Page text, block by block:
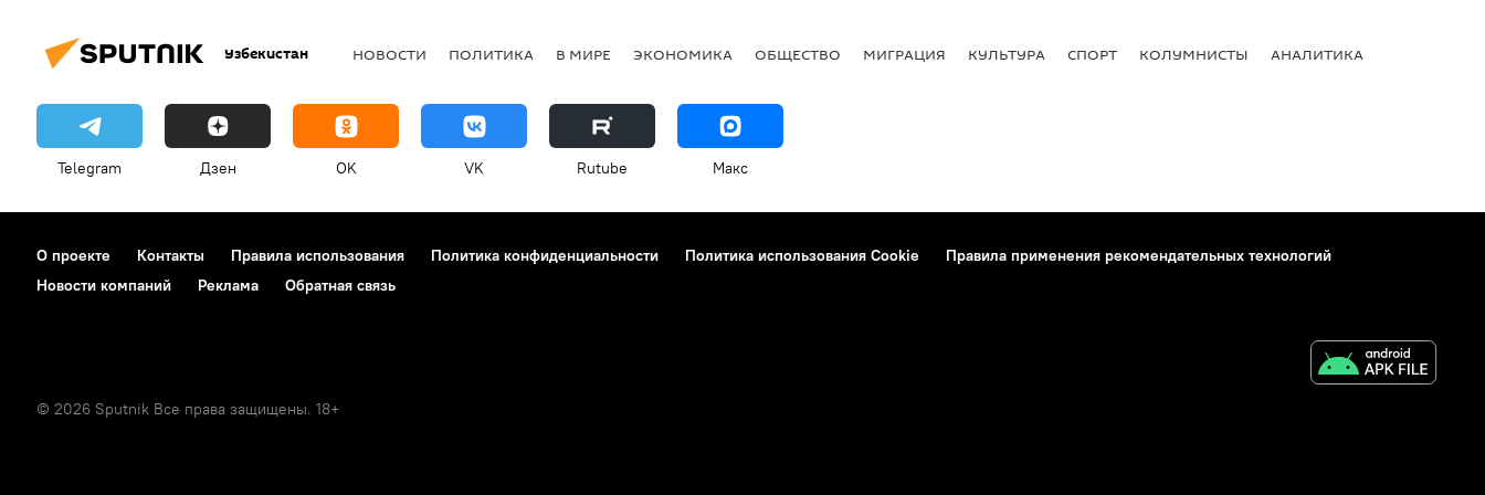
Узбекистан НОВОСТИ ПОЛИТИКА В МИРЕ ЭКОНОМИКА ОБЩЕСТВО МИГРАЦИЯ КУЛЬТУРА СПОРТ КОЛУМНИСТЫ АНАЛИТИКА
Telegram Дзен OK VK Rutube Макс
О проекте Контакты Правила использования Политика конфиденциальности Политика использования Cookie
Правила применения рекомендательных технологий
Новости компаний
Реклама Обратная связь
© 2026 Sputnik Все права защищены. 18+